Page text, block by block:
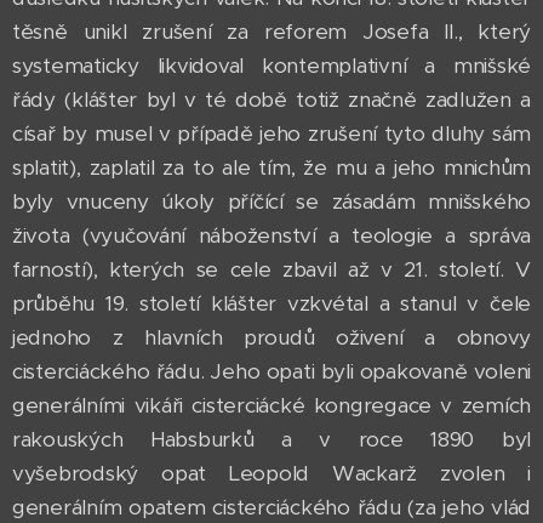
těsně unikl zrušení za reforem Josefa II., který
systematicky likvidoval kontemplativní a mnišské
řády (klášter byl v té době totiž značně zadlužen a
císař by musel v případě jeho zrušení tyto dluhy sám
splatit), zaplatil za to ale tím, že mu a jeho mnichům
byly vnuceny úkoly příčící se zásadám mnišského
života (vyučování náboženství a teologie a správa
farností), kterých se cele zbavil až v 21. století. V
průběhu 19. století klášter vzkvétal a stanul v čele
jednoho z hlavních proudů oživení a obnovy
cisterciáckého řádu. Jeho opati byli opakovaně voleni
generálními vikáři cisterciácké kongregace v zemích
rakouských Habsburků a v roce 1890 byl
vyšebrodský opat Leopold Wackarž zvolen i
generálním opatem cisterciáckého řádu (za jeho vlád